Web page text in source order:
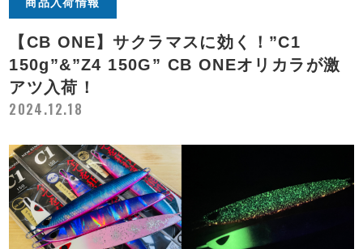
【CB ONE】サクラマスに効く！”C1
150g”&”Z4 150G” CB ONEオリカラが激
アツ入荷！
2024.12.18